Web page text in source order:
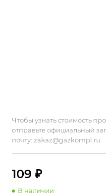
Чтобы узнать стоимость
отправьте официальный
почту: zakaz@gazkompl.ru
109 ₽
В наличии